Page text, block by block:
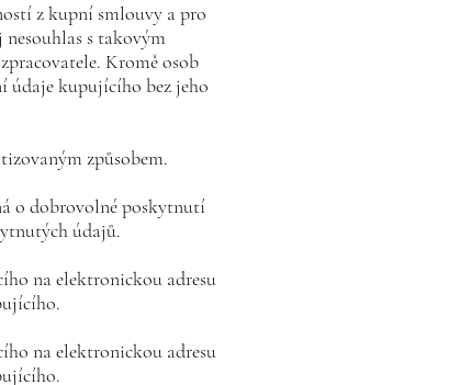
z kupní smlouvy a pro
s takovým
Kromě osob
údaje kupujícího bez jeho
způsobem.
o dobrovolné poskytnutí
údajů.
na elektronickou adresu
na elektronickou adresu